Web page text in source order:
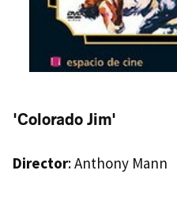
'Colorado Jim'
Director: Anthony Mann